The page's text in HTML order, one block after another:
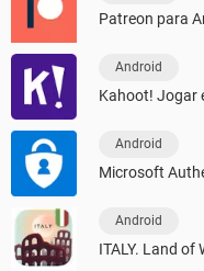
Patreon para
Android
Kahoot! Jogar
Android
Microsoft
Android
ITALY. Land of